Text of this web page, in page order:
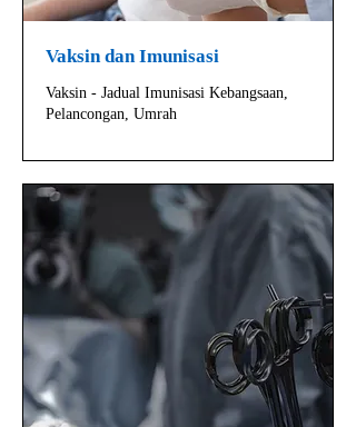
Vaksin dan Imunisasi
Vaksin - Jadual Imunisasi Kebangsaan,
Pelancongan, Umrah